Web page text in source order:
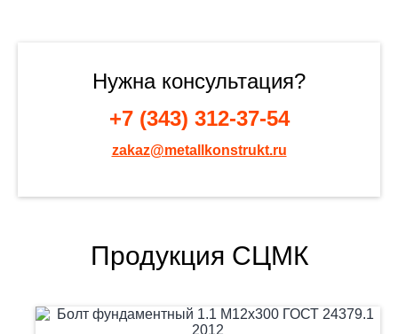
Нужна консультация?
+7 (343) 312-37-54
zakaz@metallkonstrukt.ru
Продукция СЦМК